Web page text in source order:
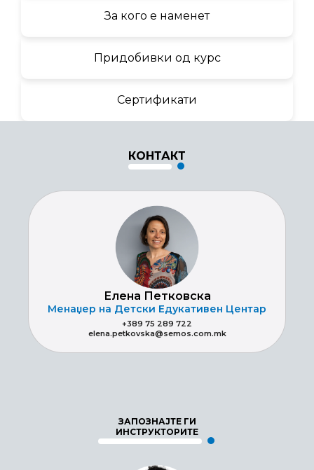
За кого е наменет
Придобивки од курс
Сертификати
КОНТАКТ
Елена Петковска
Менаџер на Детски Едукативен Центар
+389 75 289 722
elena.petkovska@semos.com.mk
ЗАПОЗНАЈТЕ ГИ
ИНСТРУКТОРИТЕ